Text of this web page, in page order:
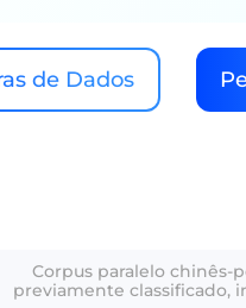
de Dados
Corpus paralelo chinês-
previamente classificado,